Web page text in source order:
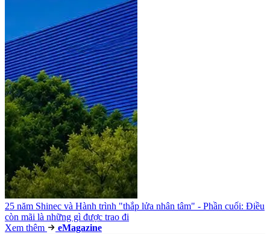
25 năm Shinec và Hành trình "thắp lửa nhân tâm" - Phần cuối: Điều
còn mãi là những gì được trao đi
Xem thêm
eMagazine